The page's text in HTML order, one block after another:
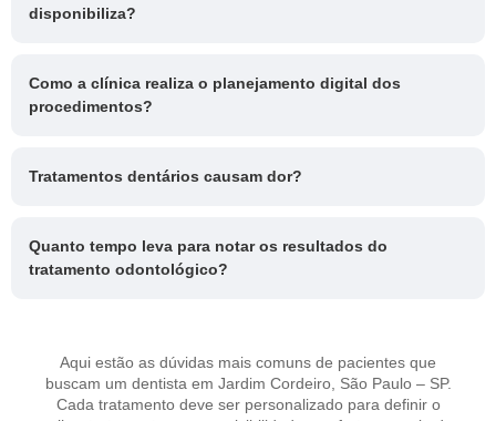
disponibiliza?
Como a clínica realiza o planejamento digital dos
procedimentos?
Tratamentos dentários causam dor?
Quanto tempo leva para notar os resultados do
tratamento odontológico?
Aqui estão as dúvidas mais comuns de pacientes que
buscam um dentista em Jardim Cordeiro, São Paulo – SP.
Cada tratamento deve ser personalizado para definir o